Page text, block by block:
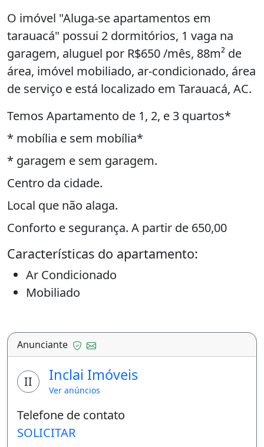
O imóvel "Aluga-se apartamentos em
tarauacá" possui 2 dormitórios, 1 vaga na
garagem, aluguel por R$650 /mês, 88m² de
área, imóvel mobiliado, ar-condicionado, área
de serviço e está localizado em Tarauacá, AC.
Temos Apartamento de 1, 2, e 3 quartos*
* mobília e sem mobília*
* garagem e sem garagem.
Centro da cidade.
Local que não alaga.
Conforto e segurança. A partir de 650,00
Características do apartamento:
Ar Condicionado
Mobiliado
Área De Serviço
Imóvel mobiliado
Ar-condicionado
Varanda
Área de serviço
Anunciante
II Inclai Imóveis
Ver anúncios
Telefone de contato
SOLICITAR